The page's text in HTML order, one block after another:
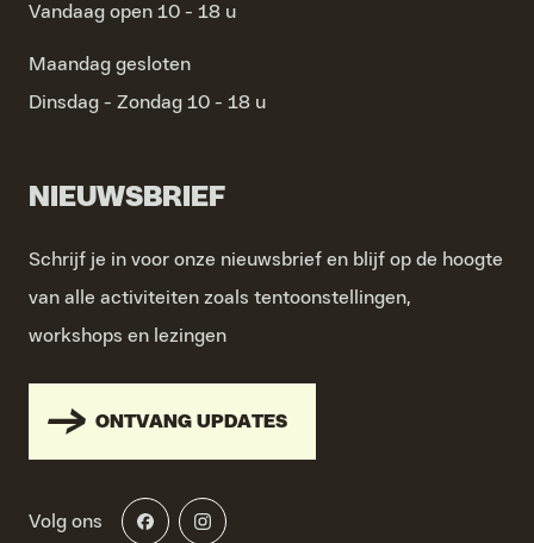
Vandaag open 10 - 18 u
Maandag gesloten
Dinsdag - Zondag 10 - 18 u
NIEUWSBRIEF
Schrijf je in voor onze nieuwsbrief en blijf op de hoogte
van alle activiteiten zoals tentoonstellingen,
workshops en lezingen
ONTVANG UPDATES
Volg ons